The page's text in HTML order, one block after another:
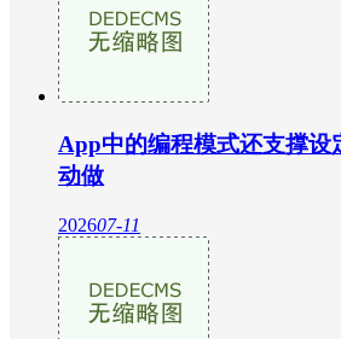
App中的编程模式还支撑设
动做
202607-11